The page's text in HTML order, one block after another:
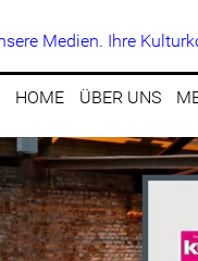
HOME
ÜBER UNS